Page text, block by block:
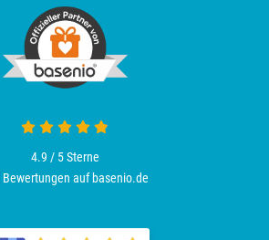
4.9 / 5Sterne
Bewertungen auf basenio.de